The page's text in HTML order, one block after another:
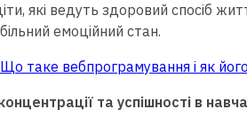
які ведуть здоровий спосіб
емоційний стан.
Що таке вебпрограмування і як
та успішності в